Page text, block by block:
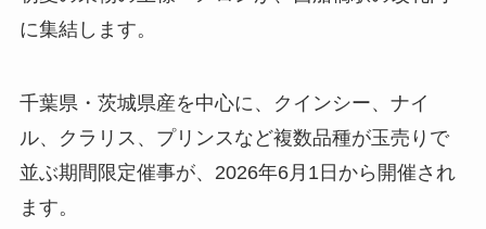
に集結します。
千葉県・茨城県産を中心に、クインシー、ナイ
ル、クラリス、プリンスなど複数品種が玉売りで
並ぶ期間限定催事が、2026年6月1日から開催され
ます。